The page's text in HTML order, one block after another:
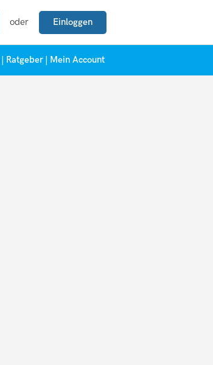
oder Einloggen
Ratgeber Mein Account